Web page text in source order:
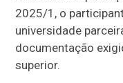
2025/1, o
universidade
documentação
superior.